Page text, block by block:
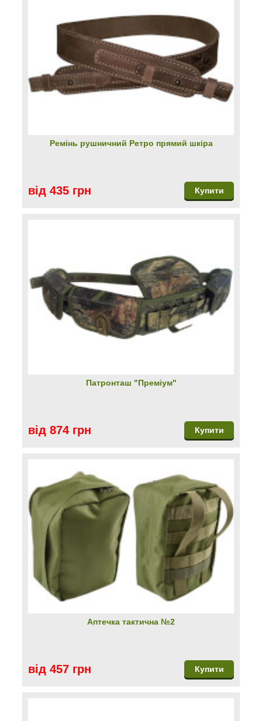
Ремінь рушничний Ретро прямий шкіра
від 435 грн Купити
Патронташ "Преміум"
від 874 грн Купити
Аптечка тактична №2
від 457 грн Купити